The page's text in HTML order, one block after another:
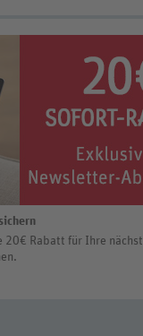
Rabatt für Ihre